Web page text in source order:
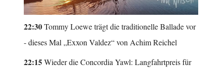
22:30Tommy Loewe trägt die traditionelle Ballade vor
- dieses Mal „Exxon Valdez“ von Achim Reichel
22:15Wieder die Concordia Yawl: Langfahrtpreis für